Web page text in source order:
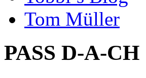
Tom Müller
PASS D-A-CH